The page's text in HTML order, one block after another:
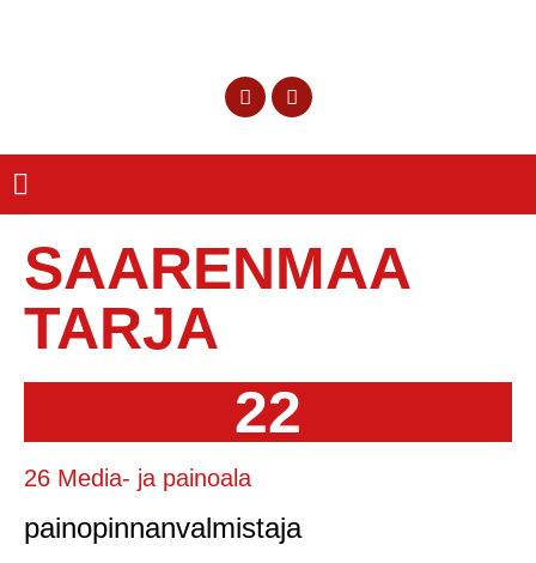
SAARENMAA
TARJA
22
26 Media- ja painoala
painopinnanvalmistaja